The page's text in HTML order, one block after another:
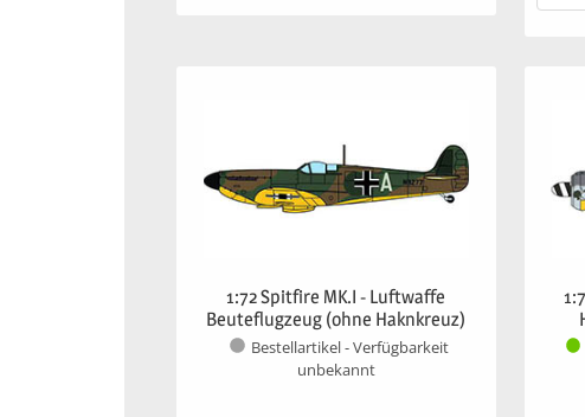
1:72 Spitfire MK.I - Luftwaffe
Beuteflugzeug (ohne Haknkreuz)
Bestellartikel - Verfügbarkeit
unbekannt